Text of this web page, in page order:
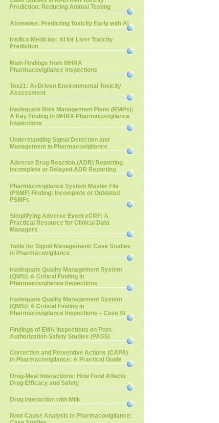
Prediction: Reducing Animal Testing
Atomwise: Predicting Toxicity Early with AI
Insilico Medicine: AI for Liver Toxicity
Prediction
Main Findings from MHRA
Pharmacovigilance Inspections
Tox21: AI-Driven Environmental Toxicity
Assessment
Inadequate Risk Management Plans (RMPs):
A Key Finding in MHRA Pharmacovigilance
Inspections
Understanding Signal Detection and
Management in Pharmacovigilance
Adverse Drug Reaction (ADR) Reporting
Incomplete or Delayed ADR Reporting
Pharmacovigilance System Master File
(PSMF) Finding: Incomplete or Outdated
PSMFs
Simplifying Adverse Event eCRF: A
Practical Resource for Clinical Data
Managers
Tools for Signal Management: Case Studies
in Pharmacovigilance
Inadequate Quality Management System
(QMS): A Critical Finding in
Pharmacovigilance Inspections
Inadequate Quality Management System
(QMS): A Critical Finding in
Pharmacovigilance Inspections – Case St
Findings of EMA Inspections on Post-
Authorization Safety Studies (PASS)
Corrective and Preventive Actions (CAPA)
in Pharmacovigilance: A Practical Guide
Drug-Meal Interactions: How Food Affects
Drug Efficacy and Safety
Drug Interaction with Milk
Root Cause Analysis in Pharmacovigilance: